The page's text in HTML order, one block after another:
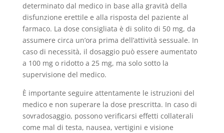
determinato dal medico in base alla gravità della
disfunzione erettile e alla risposta del paziente al
farmaco. La dose consigliata è di solito di 50 mg, da
assumere circa un’ora prima dell’attività sessuale. In
caso di necessità, il dosaggio può essere aumentato
a 100 mg o ridotto a 25 mg, ma solo sotto la
supervisione del medico.
È importante seguire attentamente le istruzioni del
medico e non superare la dose prescritta. In caso di
sovradosaggio, possono verificarsi effetti collaterali
come mal di testa, nausea, vertigini e visione